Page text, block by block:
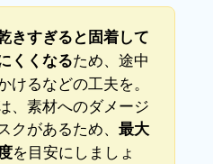
きすぎると固着して
くくなるため、途中
けるなどの工夫を。
、素材へのダメージ
クがあるため、 最大
を目安にしましょ